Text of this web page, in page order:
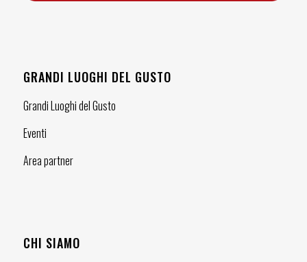
GRANDI LUOGHI DEL GUSTO
Grandi Luoghi del Gusto
Eventi
Area partner
CHI SIAMO